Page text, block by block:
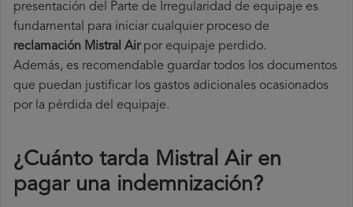
presentación del Parte de Irregularidad de equipaje es
fundamental para iniciar cualquier proceso de
reclamación Mistral Airpor equipaje perdido.
Además, es recomendable guardar todos los documentos
que puedan justificar los gastos adicionales ocasionados
por la pérdida del equipaje.
¿Cuánto tarda Mistral Air en
pagar una indemnización?